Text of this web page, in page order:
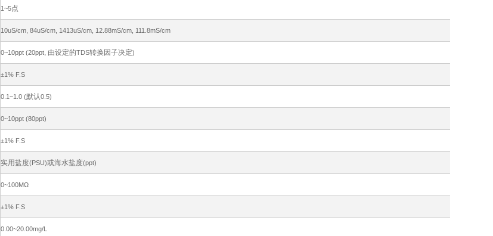
1~5点
10uS/cm, 84uS/cm, 1413uS/cm, 12.88mS/cm, 111.8mS/cm
0~10ppt (20ppt, 由设定的TDS转换因子决定)
±1% F.S
0.1~1.0 (默认0.5)
0~10ppt (80ppt)
±1% F.S
实用盐度(PSU)或海水盐度(ppt)
0~100MΩ
±1% F.S
0.00~20.00mg/L